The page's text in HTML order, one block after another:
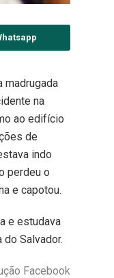
madrugada
na
ao edifício
de
indo
perdeu o
e capotou.
e estudava
Salvador.
Facebook